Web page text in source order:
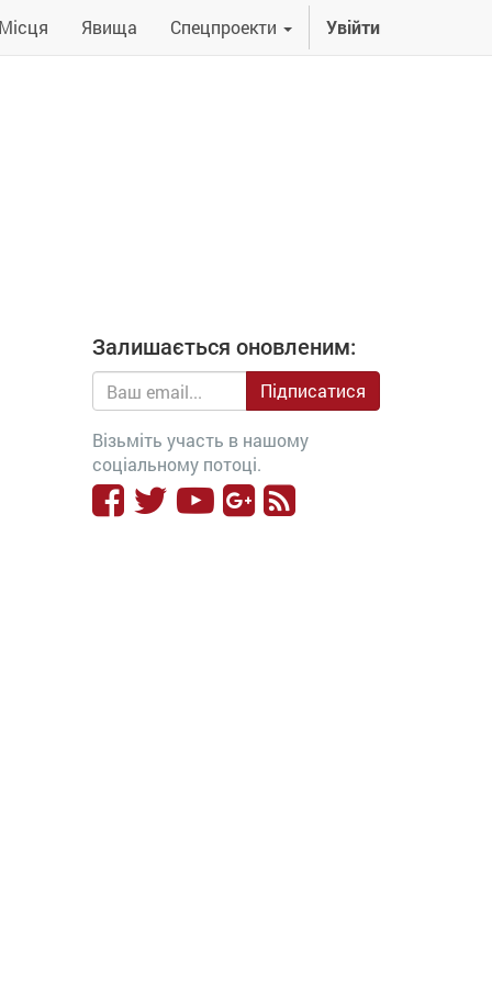
Явища Спецпроекти Увійти
Залишається оновленим:
Підписатися
Візьміть участь в нашому
соціальному потоці.